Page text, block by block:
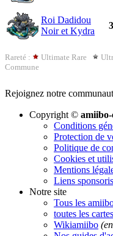
Roi Dadidou
Noir et Kydra
Rareté : Ultimate Rare
Commune
Rejoignez notre
Copyright ©
Conditions
Protection de
Politique de
Cookies et
Mentions
Liens
Notre site
Tous les
toutes les
Wikiamiibo